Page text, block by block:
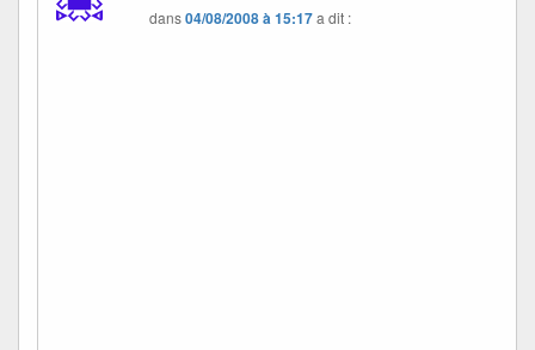
dans04/08/2008 à 15:17a dit :